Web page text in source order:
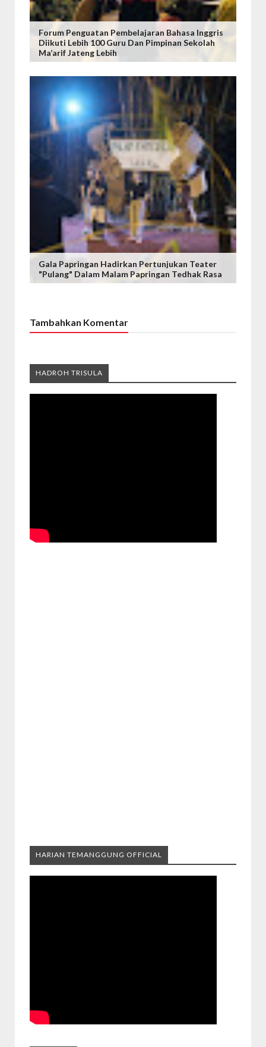
Forum Penguatan Pembelajaran Bahasa Inggris
Diikuti Lebih 100 Guru Dan Pimpinan Sekolah
Ma’arif Jateng Lebih
Gala Papringan Hadirkan Pertunjukan Teater
"Pulang" Dalam Malam Papringan Tedhak Rasa
Tambahkan Komentar
HADROH TRISULA
HARIAN TEMANGGUNG OFFICIAL